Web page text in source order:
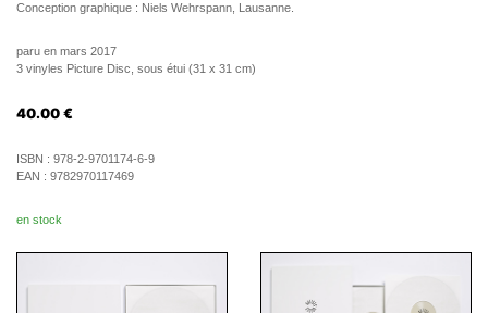
Conception graphique : Niels Wehrspann, Lausanne.
paru en mars 2017
3 vinyles Picture Disc, sous étui (31 x 31 cm)
40.00 €
ISBN : 978-2-9701174-6-9
EAN : 9782970117469
en stock